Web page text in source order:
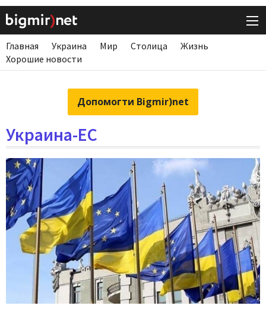
Главная Украина Мир Столица
Жизнь
Хорошие новости
Допомогти Bigmir)net
Украина-ЕС